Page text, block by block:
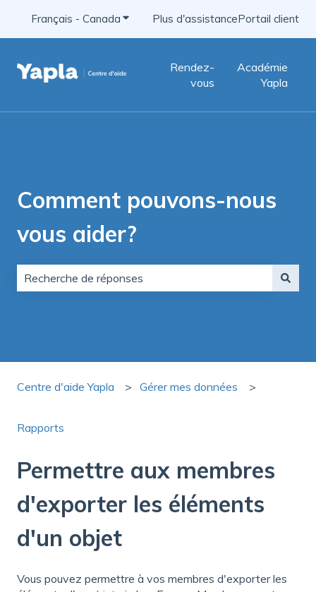
Français - Canada Afficher le sous-menu pour les
Plus d'assistancePortail client
Rendez-
vous
Académie
Yapla
Comment pouvons-nous
vous aider?
Centre d'aide Yapla Gérer mes données
Rapports
Permettre aux membres
d'exporter les éléments
d'un objet
Vous pouvez permettre à vos membres d'exporter les